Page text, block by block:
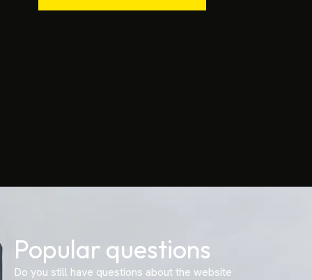
Popular questions
Do you still have questions about the website